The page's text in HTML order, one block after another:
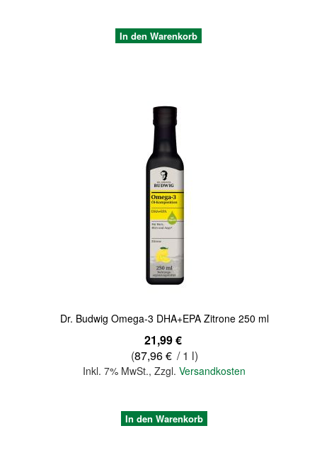
In den Warenkorb
Dr. Budwig Omega-3 DHA+EPA Zitrone 250 ml
21,99 €
(87,96 € / 1 l)
Inkl. 7% MwSt.,Zzgl.Versandkosten
In den Warenkorb